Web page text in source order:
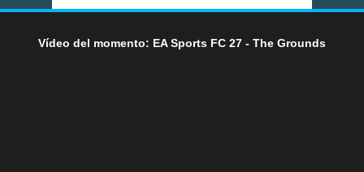
Vídeo del momento: EA Sports FC 27 - The Grounds